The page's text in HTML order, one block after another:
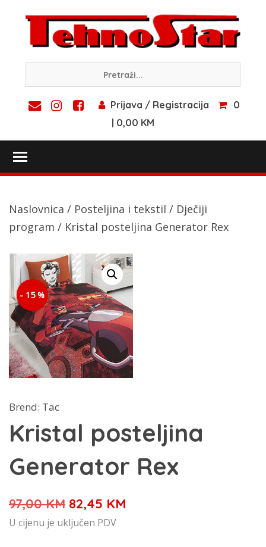
content
Prijava / Registracija
0
| 0,00 KM
Naslovnica / Posteljina i tekstil / Dječiji
program / Kristal posteljina Generator Rex
- 15 %
Brend: Tac
Kristal posteljina
Generator Rex
97,00KM Izvorna
cijena
82,45 KM
U cijenu je uključen PDV